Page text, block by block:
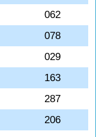
062
078
029
163
287
206